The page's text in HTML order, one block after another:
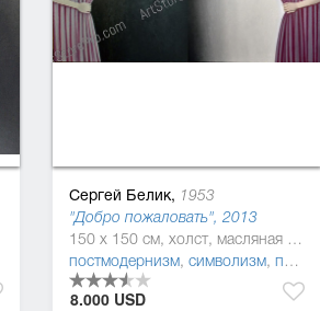
фовизм,постмодернизм
Сергей Белик, 1953
"Добро пожаловать", 2013
150 x 150 см, холст, масляная краска
постмодернизм, символизм, постмодернизм
8.000 USD